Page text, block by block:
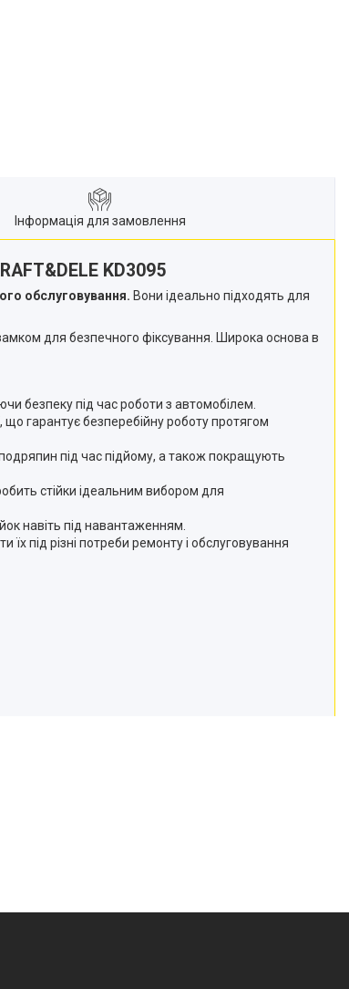
Інформація для замовлення
KD3095
обслуговування. Вони ідеально підходять для
для безпечного фіксування. Широка основа в
безпеку під час роботи з автомобілем.
що гарантує безперебійну роботу протягом
під час підйому, а також покращують
стійки ідеальним вибором для
навіть під навантаженням.
під різні потреби ремонту і обслуговування